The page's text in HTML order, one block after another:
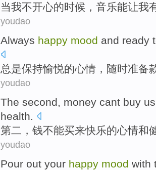
当我不开心的时候， 音乐能让我
youdao
Always happy mood and ready
总是保持愉悦的心情 ， 随时准备
youdao
The second, money cant buy us
health.
第二 ， 钱不能买来快乐的心情和
youdao
Pour out your happy mood with